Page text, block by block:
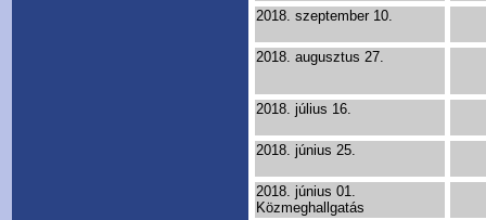
2018. szeptember 10.
2018. augusztus 27.
2018. július 16.
2018. június 25.
2018. június 01.
Közmeghallgatás